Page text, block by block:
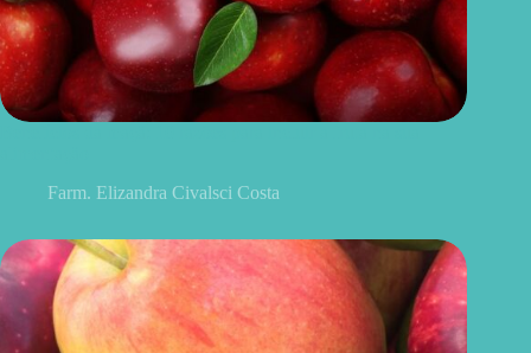
Farm. Elizandra Civalsci Costa